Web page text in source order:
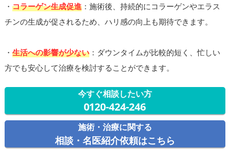
・ コラーゲン生成促進：施術後、持続的にコラーゲンやエラス
チンの生成が促されるため、ハリ感の向上も期待できます。
・ 生活への影響が少ない：ダウンタイムが比較的短く、忙しい
方でも安心して治療を検討することができます。
今すぐ相談したい方
0120-424-246
施術・治療に関する
相談・名医紹介依頼はこちら